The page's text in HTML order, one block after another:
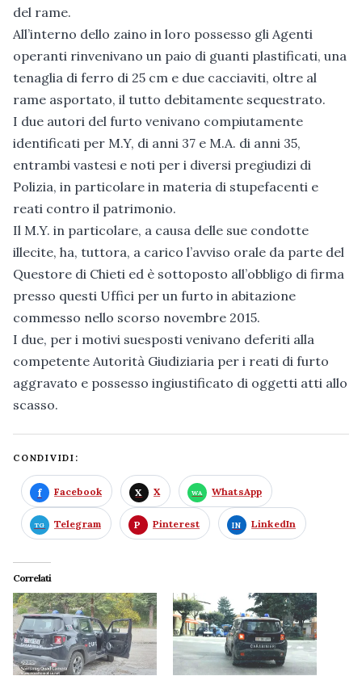
del rame.
All’interno dello zaino in loro possesso gli Agenti
operanti rinvenivano un paio di guanti plastificati, una
tenaglia di ferro di 25 cm e due cacciaviti, oltre al
rame asportato, il tutto debitamente sequestrato.
I due autori del furto venivano compiutamente
identificati per M.Y, di anni 37 e M.A. di anni 35,
entrambi vastesi e noti per i diversi pregiudizi di
Polizia, in particolare in materia di stupefacenti e
reati contro il patrimonio.
Il M.Y. in particolare, a causa delle sue condotte
illecite, ha, tuttora, a carico l’avviso orale da parte del
Questore di Chieti ed è sottoposto all’obbligo di firma
presso questi Uffici per un furto in abitazione
commesso nello scorso novembre 2015.
I due, per i motivi suesposti venivano deferiti alla
competente Autorità Giudiziaria per i reati di furto
aggravato e possesso ingiustificato di oggetti atti allo
scasso.
CONDIVIDI:
Facebook X WhatsApp
Telegram Pinterest LinkedIn
Correlati